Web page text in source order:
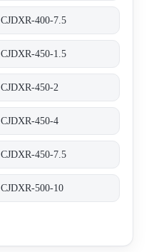
CJDXR-400-7.5
CJDXR-450-1.5
CJDXR-450-2
CJDXR-450-4
CJDXR-450-7.5
CJDXR-500-10